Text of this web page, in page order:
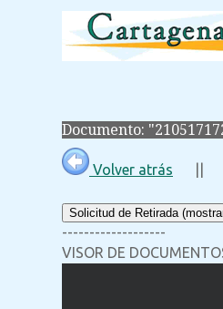
Documento:
Volver atrás ||
Solicitud de Retirada
-------------------
VISOR DE